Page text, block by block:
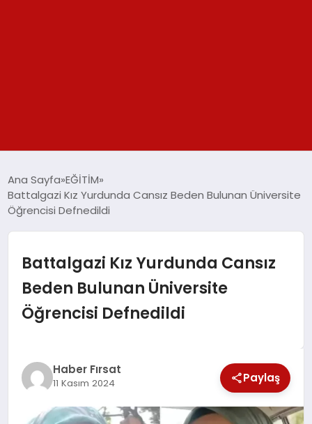
SPOR
SAĞLIK
MAGAZİN
Ana Sayfa EĞİTİM
Battalgazi Kız Yurdunda Cansız Beden Bulunan Üniversite
Öğrencisi Defnedildi
Battalgazi Kız Yurdunda Cansız
Beden Bulunan Üniversite
Öğrencisi Defnedildi
Haber Fırsat
11 Kasım 2024 Paylaş